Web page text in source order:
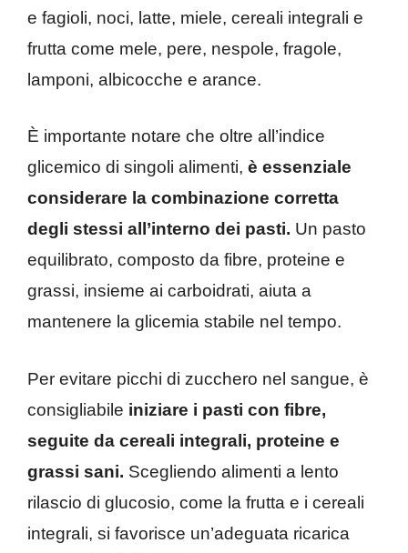
e fagioli, noci, latte, miele, cereali integrali e
frutta come mele, pere, nespole, fragole,
lamponi, albicocche e arance.
È importante notare che oltre all’indice
glicemico di singoli alimenti, è essenziale
considerare la combinazione corretta
degli stessi all’interno dei pasti. Un pasto
equilibrato, composto da fibre, proteine e
grassi, insieme ai carboidrati, aiuta a
mantenere la glicemia stabile nel tempo.
Per evitare picchi di zucchero nel sangue, è
consigliabile iniziare i pasti con fibre,
seguite da cereali integrali, proteine e
grassi sani. Scegliendo alimenti a lento
rilascio di glucosio, come la frutta e i cereali
integrali, si favorisce un’adeguata ricarica